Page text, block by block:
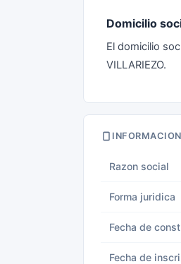
Domicilio
El domicilio
VILLARIEZO.
Razon social
Forma juridica
Fecha de
Fecha de